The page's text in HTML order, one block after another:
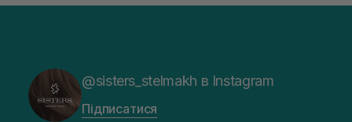
@sisters_stelmakh в Instagram
Підписатися